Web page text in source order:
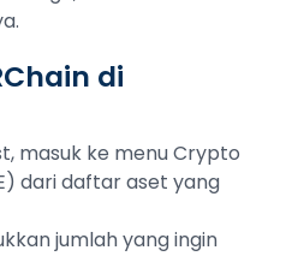
di
masuk ke menu Crypto
dari daftar aset yang
jumlah yang ingin